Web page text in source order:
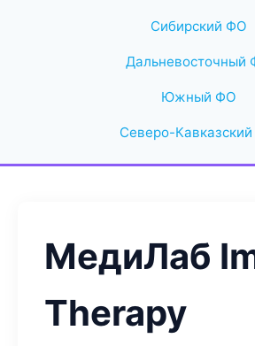
Сибирский ФО
Дальневосточный
Южный ФО
Северо-
МедиЛаб
Therapy